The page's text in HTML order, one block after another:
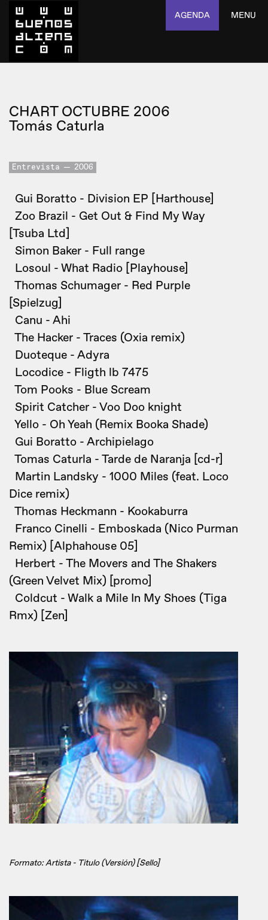
AGENDA MENU
CHART OCTUBRE 2006
Tomás Caturla
Entrevista 2006
Gui Boratto - Division EP [Harthouse]
Zoo Brazil - Get Out & Find My Way
[Tsuba Ltd]
Simon Baker - Full range
Losoul - What Radio [Playhouse]
Thomas Schumager - Red Purple
[Spielzug]
Canu - Ahi
The Hacker - Traces (Oxia remix)
Duoteque - Adyra
Locodice - Fligth lb 7475
Tom Pooks - Blue Scream
Spirit Catcher - Voo Doo knight
Yello - Oh Yeah (Remix Booka Shade)
Gui Boratto - Archipielago
Tomas Caturla - Tarde de Naranja [cd-r]
Martin Landsky - 1000 Miles (feat. Loco
Dice remix)
Thomas Heckmann - Kookaburra
Franco Cinelli - Emboskada (Nico Purman
Remix) [Alphahouse 05]
Herbert - The Movers and The Shakers
(Green Velvet Mix) [promo]
Coldcut - Walk a Mile In My Shoes (Tiga
Rmx) [Zen]
Formato: Artista - Titulo (Versión) [Sello]